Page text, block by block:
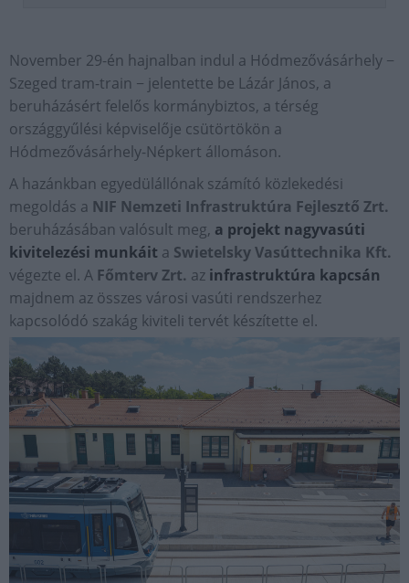
November 29-én hajnalban indul a Hódmezővásárhely −
Szeged tram-train − jelentette be Lázár János, a
beruházásért felelős kormánybiztos, a térség
országgyűlési képviselője csütörtökön a
Hódmezővásárhely-Népkert állomáson.
A hazánkban egyedülállónak számító közlekedési
megoldás a NIF Nemzeti Infrastruktúra Fejlesztő Zrt.
beruházásában valósult meg, a projekt nagyvasúti
kivitelezési munkáit a Swietelsky Vasúttechnika Kft.
végezte el. A Főmterv Zrt. az infrastruktúra kapcsán
majdnem az összes városi vasúti rendszerhez
kapcsolódó szakág kiviteli tervét készítette el.